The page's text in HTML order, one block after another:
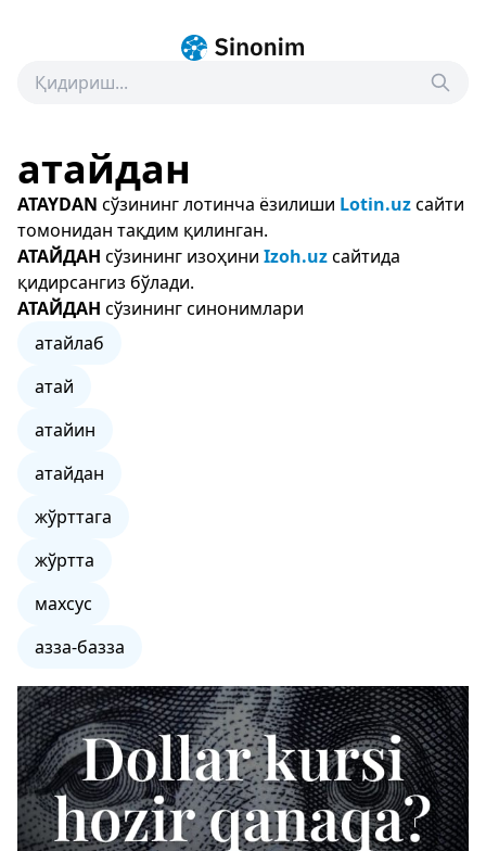
атайдан
ATAYDAN сўзининг лотинча ёзилиши Lotin.uzсайти
томонидан тақдим қилинган.
АТАЙДАН сўзининг изоҳини Izoh.uzсайтида
қидирсангиз бўлади.
АТАЙДАН сўзининг синонимлари
атайлаб
атай
атайин
атайдан
жўрттага
жўртта
махсус
азза-базза